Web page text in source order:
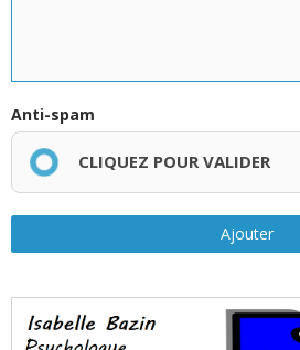
Anti-spam
CLIQUEZ POUR VALIDER
Ajouter